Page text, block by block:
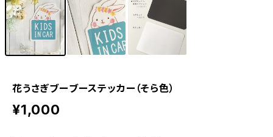
花うさぎブーブーステッカー（そら色）
¥1,000